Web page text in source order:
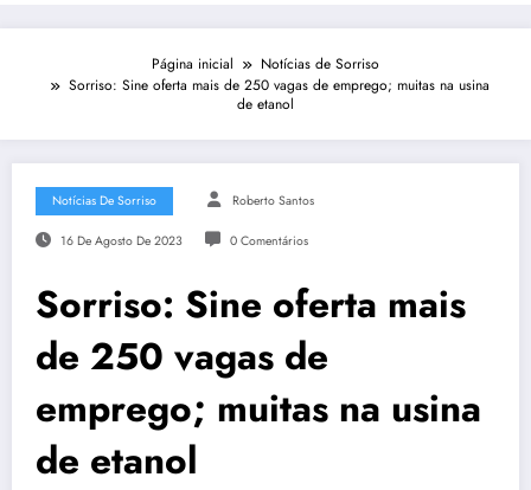
Página inicial
Notícias de Sorriso
Sorriso: Sine oferta mais de 250 vagas de emprego; muitas na usina
de etanol
Notícias De Sorriso Roberto Santos
16 De Agosto De 2023 0 Comentários
Sorriso: Sine oferta mais
de 250 vagas de
emprego; muitas na usina
de etanol